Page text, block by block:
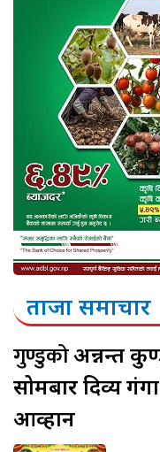
ताजा समाचार
गुण्डुकोअन्नन्त
सोमबार दिव्य
आव्हान